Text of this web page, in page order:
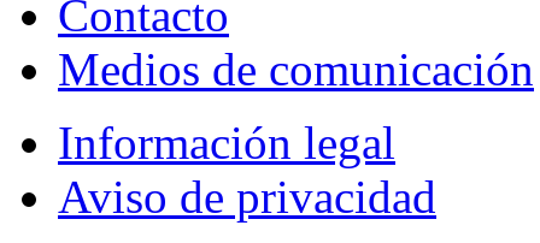
Contacto
Medios de comunicación
Información legal
Aviso de privacidad